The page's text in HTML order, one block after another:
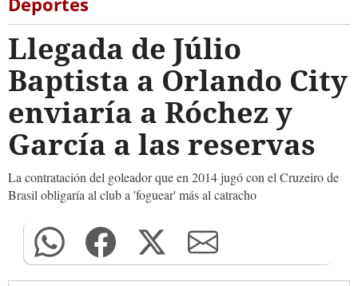
Llegada de Júlio
Baptista a Orlando City
enviaría a Róchez y
García a las reservas
La contratación del goleador que en 2014 jugó con el Cruzeiro de
Brasil obligaría al club a 'foguear' más al catracho